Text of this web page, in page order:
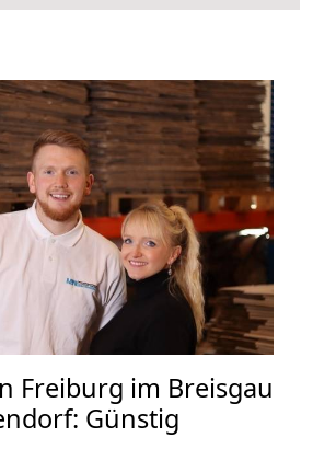
Freiburg im Breisgau
Günstig